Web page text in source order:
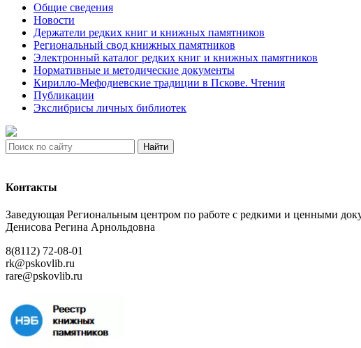
Общие сведения
Новости
Держатели редких книг и книжных памятников
Региональный свод книжных памятников
Электронный каталог редких книг и книжных памятников
Нормативные и методические документы
Кирилло-Мефодиевские традиции в Пскове. Чтения
Публикации
Экслибрисы личных библиотек
Найти
Контакты
Заведующая Региональным центром по работе с редкими и ценными
Денисова Регина Арнольдовна
8(8112) 72-08-01
rk@pskovlib.ru
rare@pskovlib.ru